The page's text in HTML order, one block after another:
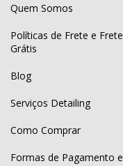
Quem Somos
Políticas de Frete e Frete
Grátis
Blog
Serviços Detailing
Como Comprar
Formas de Pagamento e